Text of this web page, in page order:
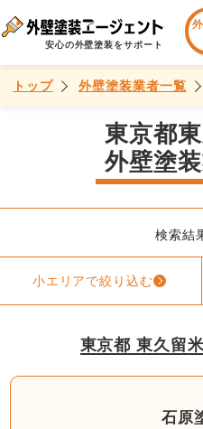
安心の外壁塗装をサポート
トップ 外壁塗装業者一覧
東京都
外壁塗
検索結
小エリアで絞り込む
東京都 東久留
石原